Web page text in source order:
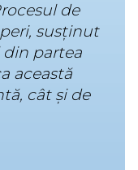
de
susținut
partea
această
cât și de